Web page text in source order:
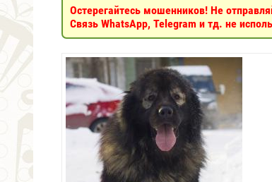
Остерегайтесь мошенников! Не
Связь WhatsApp, Telegram и тд. не